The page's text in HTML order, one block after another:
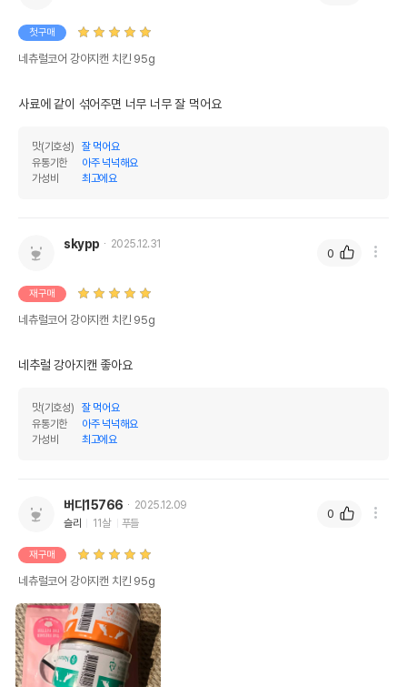
영양정보
첫구매
네츄럴코어 강아지캔 치킨 95g
사료에 같이 섞어주면 너무 너무 잘 먹어요
맛(기호성)
잘 먹어요
유통기한
아주 넉넉해요
가성비
최고에요
skypp 2025.12.31
재구매
네츄럴코어 강아지캔 치킨 95g
네추럴 강아지캔 좋아요
맛(기호성)
잘 먹어요
유통기한
아주 넉넉해요
가성비
최고에요
0
버디15766
2025.12.09
슬리
11살 푸들
재구매
네츄럴코어 강아지캔 치킨 95g
0